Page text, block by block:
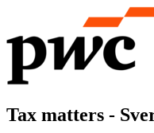
Tax matters -